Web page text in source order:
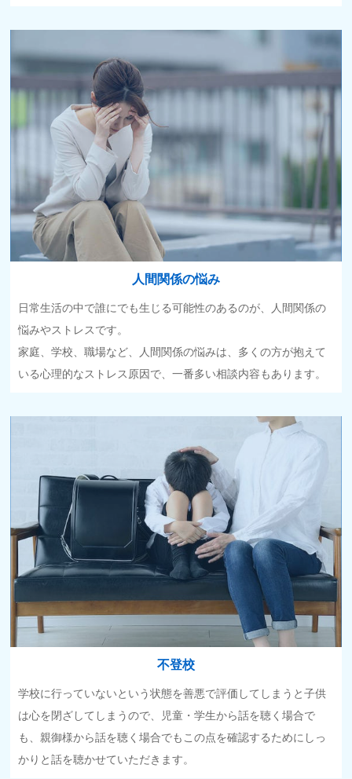
人間関係の悩み
日常生活の中で誰にでも生じる可能性のあるのが、人間関係の
悩みやストレスです。
家庭、学校、職場など、人間関係の悩みは、多くの方が抱えて
いる心理的なストレス原因で、一番多い相談内容もあります。
不登校
学校に行っていないという状態を善悪で評価してしまうと子供
は心を閉ざしてしまうので、児童・学生から話を聴く場合で
も、親御様から話を聴く場合でもこの点を確認するためにしっ
かりと話を聴かせていただきます。